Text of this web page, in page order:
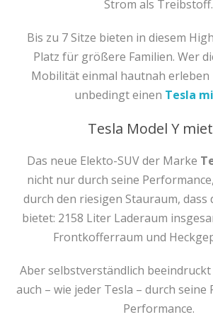
Strom als Treibstoff.
Bis zu 7 Sitze bieten in diesem
Platz für größere Familien. Wer
Mobilität einmal hautnah erleben
unbedingt einen Tesla
Tesla Model Y
Das neue Elekto-SUV der Marke
nicht nur durch seine
durch den riesigen Stauraum, dass
bietet: 2158 Liter Laderaum
Frontkofferraum und
Aber selbstverständlich
auch – wie jeder Tesla – durch seine
Performance.